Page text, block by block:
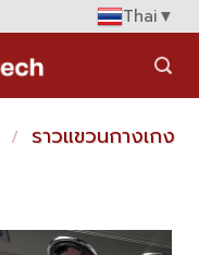
Thai▼
/ ราวแขวนกางเกง